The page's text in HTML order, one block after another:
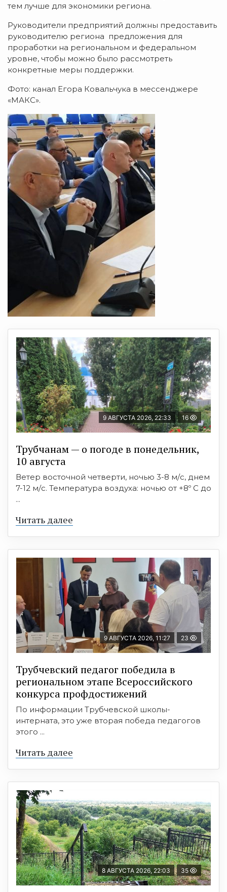
тем лучше для экономики региона.
Руководители предприятий должны предоставить
руководителю региона предложения для
проработки на региональном и федеральном
уровне, чтобы можно было рассмотреть
конкретные меры поддержки.
Фото: канал Егора Ковальчука в мессенджере
«МАКС».
9 АВГУСТА 2026, 22:33 16
Трубчанам — о погоде в понедельник,
10 августа
Ветер восточной четверти, ночью 3-8 м/с, днем
7-12 м/с. Температура воздуха: ночью от +8º C до
...
Читать далее
9 АВГУСТА 2026, 11:27 23
Трубчевский педагог победила в
региональном этапе Всероссийского
конкурса профдостижений
По информации Трубчевской школы-
интерната, это уже вторая победа педагогов
этого ...
Читать далее
8 АВГУСТА 2026, 22:03 35